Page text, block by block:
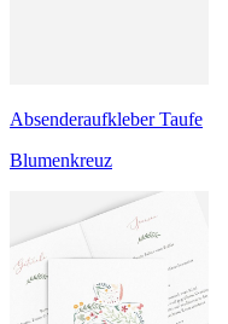
Absenderaufkleber Taufe
Blumenkreuz